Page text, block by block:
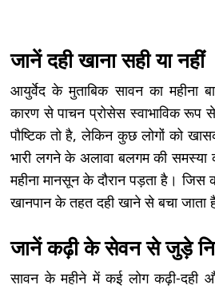
जानें दही खाना सही या नहीं
आयुर्वेद के मुताबिक सावन का महीना
कारण से पाचन प्रोसेस स्वाभाविक रूप
पौष्टिक तो है, लेकिन कुछ लोगों को
भारी लगने के अलावा बलगम की
महीना मानसून के दौरान पड़ता है। जिस
खानपान के तहत दही खाने से बचा जाता
जानें कढ़ी के सेवन से जुड़े
सावन के महीने में कई लोग कढ़ी-दही